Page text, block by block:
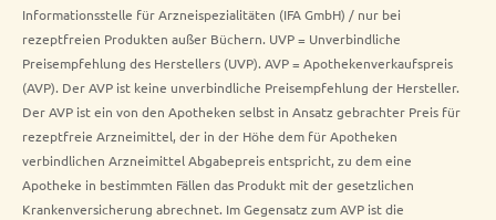
Informationsstelle für Arzneispezialitäten (IFA GmbH) / nur bei
rezeptfreien Produkten außer Büchern. UVP = Unverbindliche
Preisempfehlung des Herstellers (UVP). AVP = Apothekenverkaufspreis
(AVP). Der AVP ist keine unverbindliche Preisempfehlung der Hersteller.
Der AVP ist ein von den Apotheken selbst in Ansatz gebrachter Preis für
rezeptfreie Arzneimittel, der in der Höhe dem für Apotheken
verbindlichen Arzneimittel Abgabepreis entspricht, zu dem eine
Apotheke in bestimmten Fällen das Produkt mit der gesetzlichen
Krankenversicherung abrechnet. Im Gegensatz zum AVP ist die